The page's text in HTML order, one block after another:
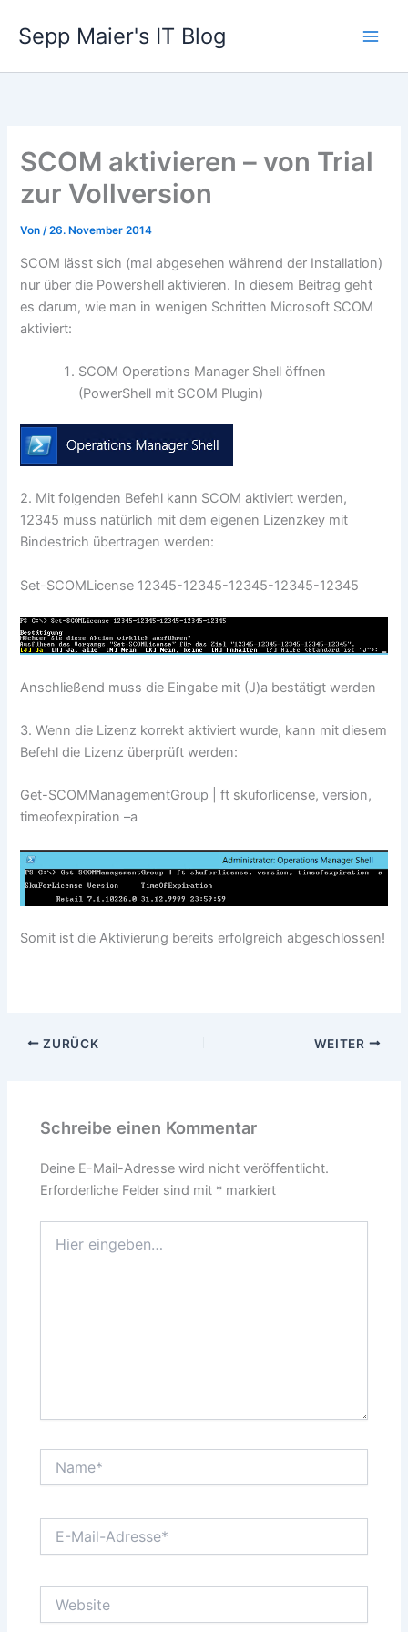
Inhalt
springen
Sepp Maier's IT Blog
SCOM aktivieren – von Trial
zur Vollversion
Von/26. November 2014
SCOM lässt sich (mal abgesehen während der Installation)
nur über die Powershell aktivieren. In diesem Beitrag geht
es darum, wie man in wenigen Schritten Microsoft SCOM
aktiviert:
SCOM Operations Manager Shell öffnen
(PowerShell mit SCOM Plugin)
2. Mit folgenden Befehl kann SCOM aktiviert werden,
12345 muss natürlich mit dem eigenen Lizenzkey mit
Bindestrich übertragen werden:
Set-SCOMLicense 12345-12345-12345-12345-12345
Anschließend muss die Eingabe mit (J)a bestätigt werden
3. Wenn die Lizenz korrekt aktiviert wurde, kann mit diesem
Befehl die Lizenz überprüft werden:
Get-SCOMManagementGroup | ft skuforlicense, version,
timeofexpiration –a
Somit ist die Aktivierung bereits erfolgreich abgeschlossen!
ZURÜCK WEITER
Schreibe einen Kommentar
Deine E-Mail-Adresse wird nicht veröffentlicht.
Erforderliche Felder sind mit * markiert
eingeben…
Mail-